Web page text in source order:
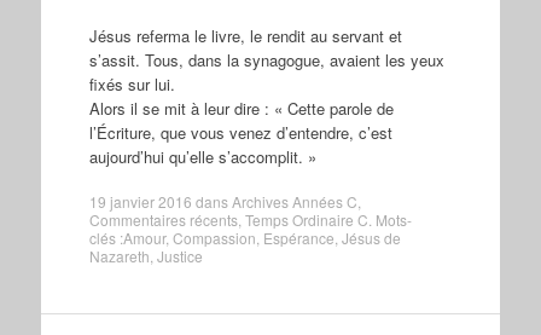
Jésus referma le livre, le rendit au servant et
s’assit. Tous, dans la synagogue, avaient les yeux
fixés sur lui.
Alors il se mit à leur dire : « Cette parole de
l’Écriture, que vous venez d’entendre, c’est
aujourd’hui qu’elle s’accomplit. »
19 janvier 2016 dansArchives Années C
Commentaires récents, Temps Ordinaire C . Mots-
clés :Amour, Compassion Espérance Jésus de
Nazareth Justice